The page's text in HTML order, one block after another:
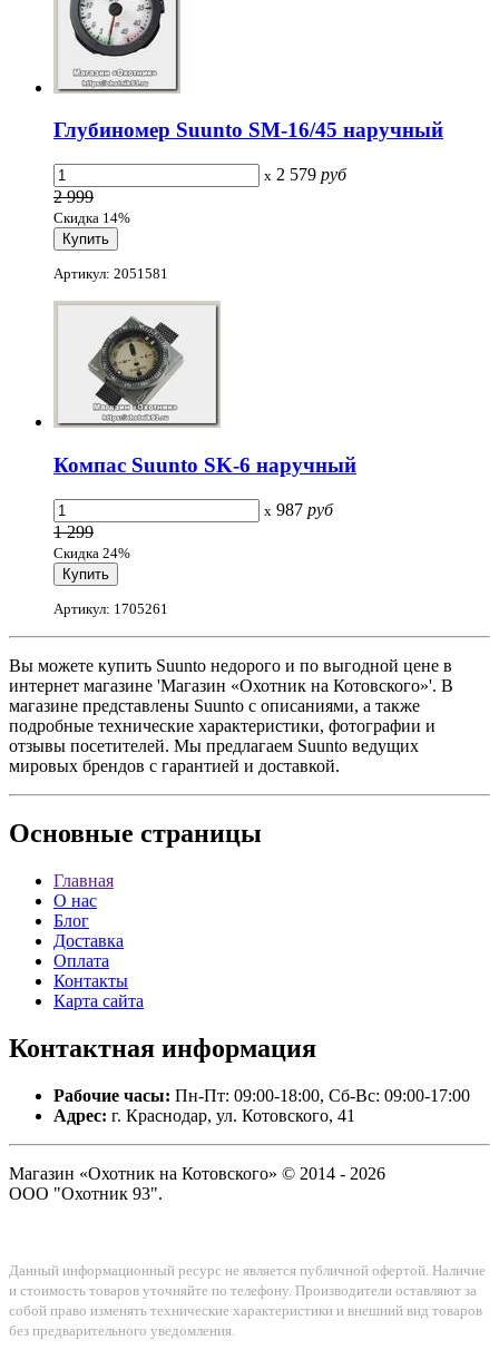
Глубиномер Suunto SM-16/45 наручный
x 2 579 руб
2 999
Скидка 14%
Артикул: 2051581
Компас Suunto SK-6 наручный
x 987 руб
1 299
Скидка 24%
Артикул: 1705261
Вы можете купить Suunto недорого и по выгодной цене в
интернет магазине 'Магазин «Охотник на Котовского»'. В
магазине представлены Suunto с описаниями, а также
подробные технические характеристики, фотографии и
отзывы посетителей. Мы предлагаем Suunto ведущих
мировых брендов с гарантией и доставкой.
Основные страницы
Главная
О нас
Блог
Доставка
Оплата
Контакты
Карта сайта
Контактная информация
Рабочие часы: Пн-Пт: 09:00-18:00, Сб-Вс: 09:00-17:00
Адрес: г. Краснодар, ул. Котовского, 41
Магазин «Охотник на Котовского» © 2014 - 2026
ООО "Охотник 93".
Данный информационный ресурс не является публичной офертой. Наличие
и стоимость товаров уточняйте по телефону. Производители оставляют за
собой право изменять технические характеристики и внешний вид товаров
без предварительного уведомления.